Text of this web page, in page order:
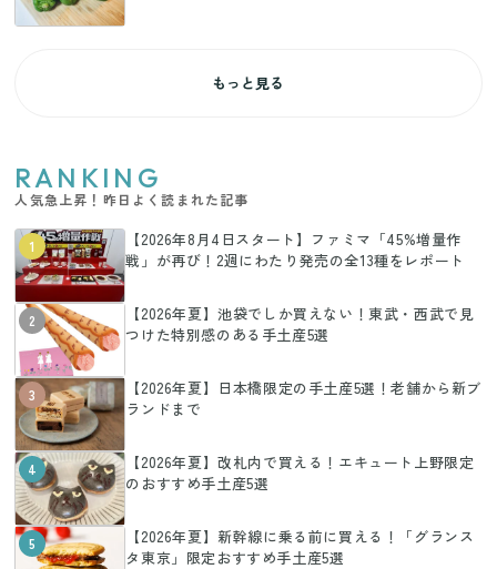
もっと見る
RANKING
人気急上昇！昨日よく読まれた記事
1
【2026年8月4日スタート】ファミマ「45%増量作
戦」が再び！2週にわたり発売の全13種をレポート
2
【2026年夏】池袋でしか買えない！東武・西武で見
つけた特別感のある手土産5選
3
【2026年夏】日本橋限定の手土産5選！老舗から新ブ
ランドまで
4
【2026年夏】改札内で買える！エキュート上野限定
のおすすめ手土産5選
5
【2026年夏】新幹線に乗る前に買える！「グランス
タ東京」限定おすすめ手土産5選